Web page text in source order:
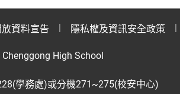
資料宣告 隱私權及資訊安全政策
High School
學務處)或分機271~275(校安中心)